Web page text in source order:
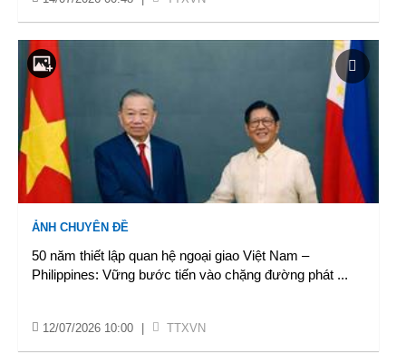
ẢNH CHUYÊN ĐỀ
50 năm thiết lập quan hệ ngoại giao Việt Nam –
Philippines: Vững bước tiến vào chặng đường phát ...
12/07/2026 10:00 TTXVN